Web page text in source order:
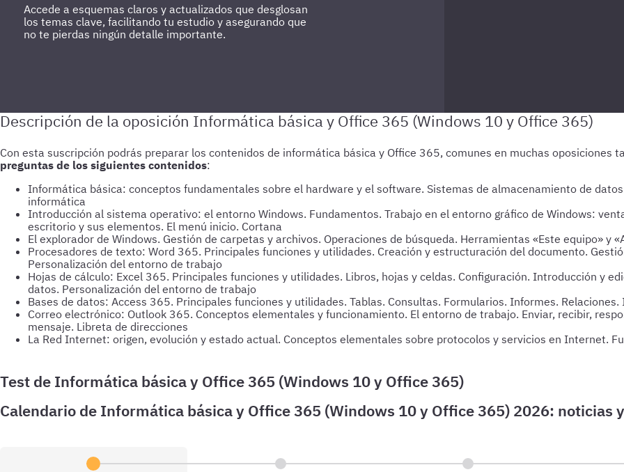
Accede a esquemas claros y actualizados que desglosan
los temas clave, facilitando tu estudio y asegurando que
no te pierdas ningún detalle importante.
preguntas de los siguientes contenidos
Informática básica: conceptos fundamentales sobre el hardware y el software. Sistemas de almacenamiento de
informática
Introducción al sistema operativo: el entorno Windows. Fundamentos. Trabajo en el entorno gráfico de Windows:
escritorio y sus elementos. El menú inicio. Cortana
El explorador de Windows. Gestión de carpetas y archivos. Operaciones de búsqueda. Herramientas «Este equipo» y
Procesadores de texto: Word 365. Principales funciones y utilidades. Creación y estructuración del documento.
Personalización del entorno de trabajo
Hojas de cálculo: Excel 365. Principales funciones y utilidades. Libros, hojas y celdas. Configuración. Introducción y
datos. Personalización del entorno de trabajo
Bases de datos: Access 365. Principales funciones y utilidades. Tablas. Consultas. Formularios. Informes.
Correo electrónico: Outlook 365. Conceptos elementales y funcionamiento. El entorno de trabajo. Enviar, recibir,
mensaje. Libreta de direcciones
La Red Internet: origen, evolución y estado actual. Conceptos elementales sobre protocolos y servicios en Internet.